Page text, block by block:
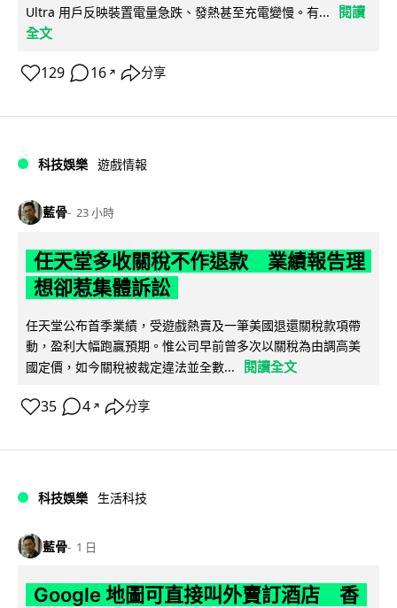
Ultra 用戶反映裝置電量急跌、發熱甚至充電變慢。有...
閱讀
全文
129 16 ↗ 分享
科技娛樂 遊戲情報
藍骨 23 小時
任天堂多收關稅不作退款 業績報告理
想卻惹集體訴訟
任天堂公布首季業績，受遊戲熱賣及一筆美國退還關稅款項帶
動，盈利大幅跑贏預期。惟公司早前曾多次以關稅為由調高美
國定價，如今關稅被裁定違法並全數...
閱讀全文
35 4 ↗ 分享
科技娛樂 生活科技
藍骨 1 日
Google 地圖可直接叫外賣訂酒店 香